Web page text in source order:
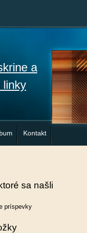
a
linky
Kontakt
sa našli
príspevky